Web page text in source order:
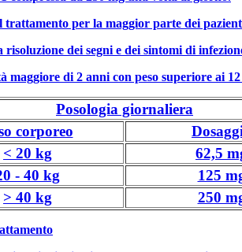
per la maggior parte dei
risoluzione dei segni e dei sintomi di
maggiore di 2 anni con peso superiore ai
Posologia giornaliera
corporeo
< 20 kg
62,5
- 40 kg
125
> 40 kg
250